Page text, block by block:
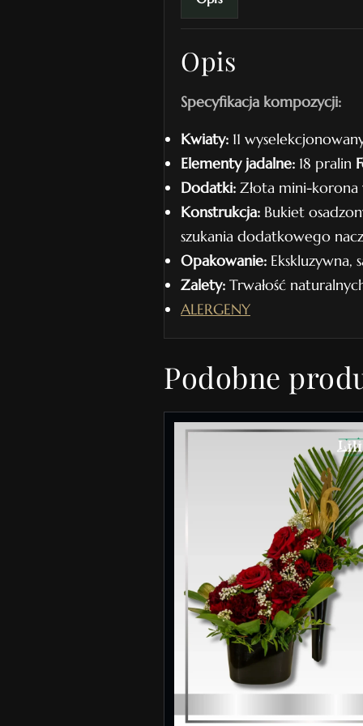
Opis
Specyfikacja kompozycji:
Kwiaty: 11
Elementy jadalne: 18 pralin
Dodatki: Złota mini-korona
Konstrukcja: Bukiet
szukania dodatkowego
Opakowanie:
Zalety: Trwałość
ALERGENY
Podobne